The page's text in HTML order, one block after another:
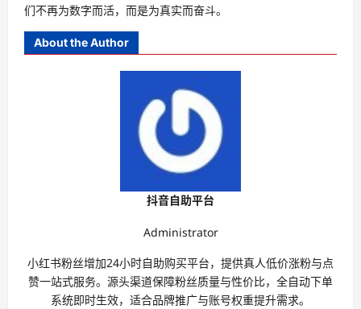
们不再为数字而活，而是为真实而奋斗。
About the Author
抖音自助平台
Administrator
小红书粉丝增加24小时自助购买平台，提供真人低价涨粉与点
赞一站式服务。源头渠道保障粉丝质量与性价比，全自动下单
系统即时生效，适合品牌推广与账号权重提升需求。